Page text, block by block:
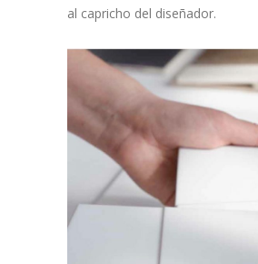
al capricho del diseñador.